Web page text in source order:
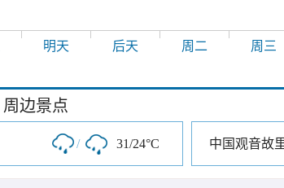
明天 后天 周二 周三
周边景点
/ 31/24°C